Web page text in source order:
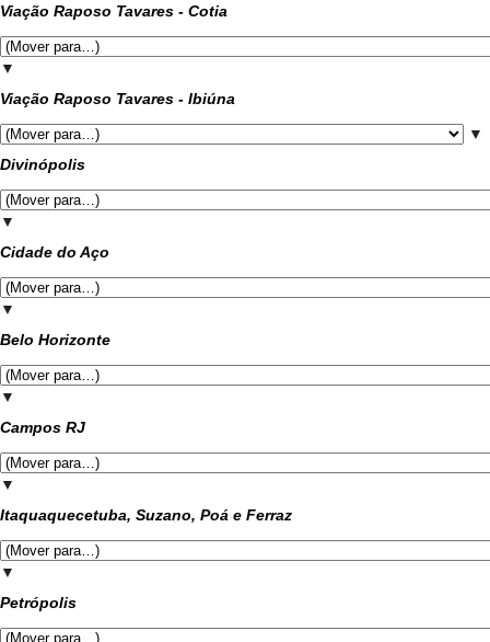
Viação Raposo Tavares - Cotia
▼
Viação Raposo Tavares - Ibiúna
▼
Divinópolis
▼
Cidade do Aço
▼
Belo Horizonte
▼
Campos RJ
▼
Itaquaquecetuba, Suzano, Poá e Ferraz
▼
Petrópolis